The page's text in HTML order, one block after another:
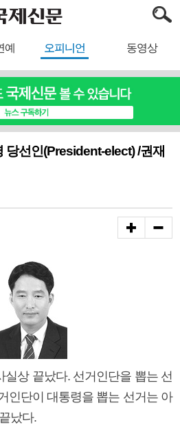
예 오피니언 동영상
당선인(President-elect) /권재
실상 끝났다. 선거인단을 뽑는 선
인단이 대통령을 뽑는 선거는 아
났다.